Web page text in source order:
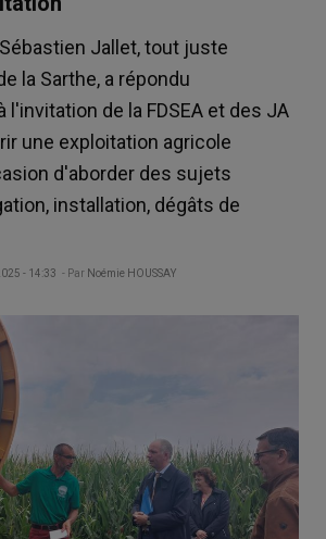
Jallet, tout juste
la Sarthe, a répondu
l'invitation de la FDSEA et des JA
une exploitation agricole
d'aborder des sujets
installation, dégâts de
- 14:33 - Par Noémie HOUSSAY